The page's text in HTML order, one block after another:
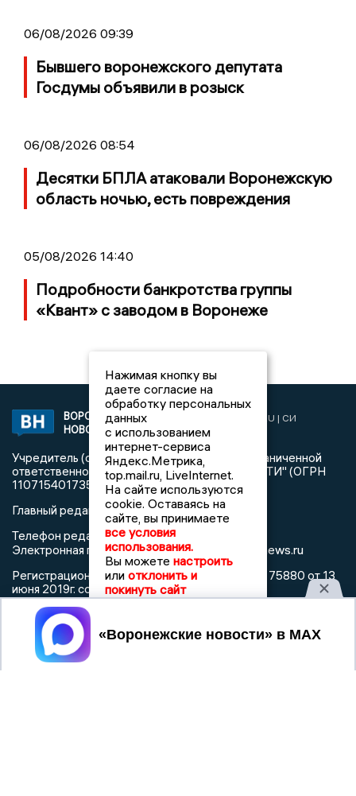
06/08/2026 09:39
Бывшего воронежского депутата
Госдумы объявили в розыск
06/08/2026 08:54
Десятки БПЛА атаковали Воронежскую
область ночью, есть повреждения
05/08/2026 14:40
Подробности банкротства группы
«Квант» с заводом в Воронеже
ВОРОНЕЖСКИЕ
НОВОСТИ
2019 © VORONEZHNEWS.RU | СИ
«Воронежские новости»
Учредитель (соучредители): Общество с ограниченной
ответственностью "РЕГИОНАЛЬНЫЕ НОВОСТИ" (ОГРН
1107154017354)
Главный редактор: Пирогов А.А.
Телефон редакции: +7 (473) 262 77 92
Электронная почта редакции:info@voronezhnews.ru
Регистрационный номер: серия Эл № ФС 77 - 75880 от 13
июня 2019г. согласно выписке из реестра
зарегистрированных средств массовой информации
выдана Федеральной службой по надзору в сфере связи,
информационных технологий и массовых коммуникаций
Нажимая кнопку вы
даете согласие на
обработку персональных
данных
с использованием
интернет-сервиса
Яндекс.Метрика,
top.mail.ru, LiveInternet.
На сайте используются
cookie. Оставаясь на
сайте, вы принимаете
все условия
использования.
Вы можете настроить
или отклонить и
покинуть сайт
Принять